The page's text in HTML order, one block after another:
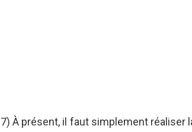
7) À présent, il faut simplement réaliser